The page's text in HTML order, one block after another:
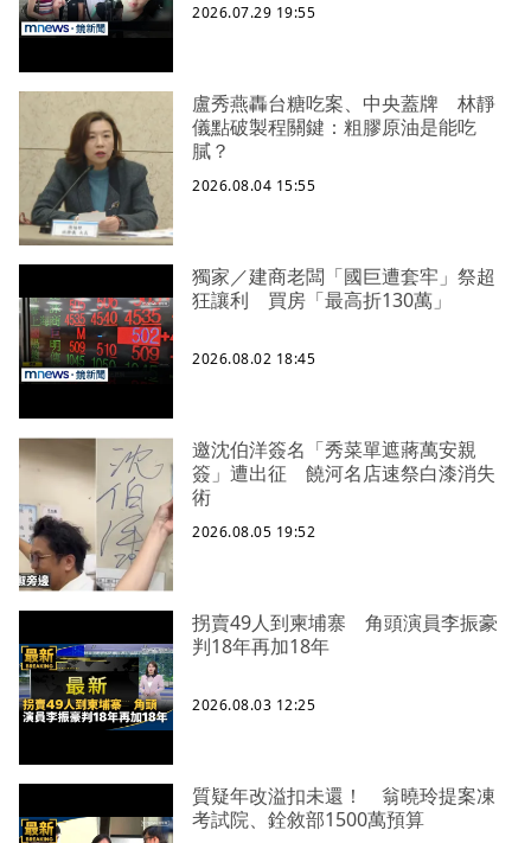
2026.07.29 19:55
盧秀燕轟台糖吃案、中央蓋牌 林靜
儀點破製程關鍵：粗膠原油是能吃
膩？
2026.08.04 15:55
獨家／建商老闆「國巨遭套牢」祭超
狂讓利 買房「最高折130萬」
2026.08.02 18:45
邀沈伯洋簽名「秀菜單遮蔣萬安親
簽」遭出征 饒河名店速祭白漆消失
術
2026.08.05 19:52
拐賣49人到柬埔寨 角頭演員李振豪
判18年再加18年
2026.08.03 12:25
質疑年改溢扣未還！ 翁曉玲提案凍
考試院、銓敘部1500萬預算